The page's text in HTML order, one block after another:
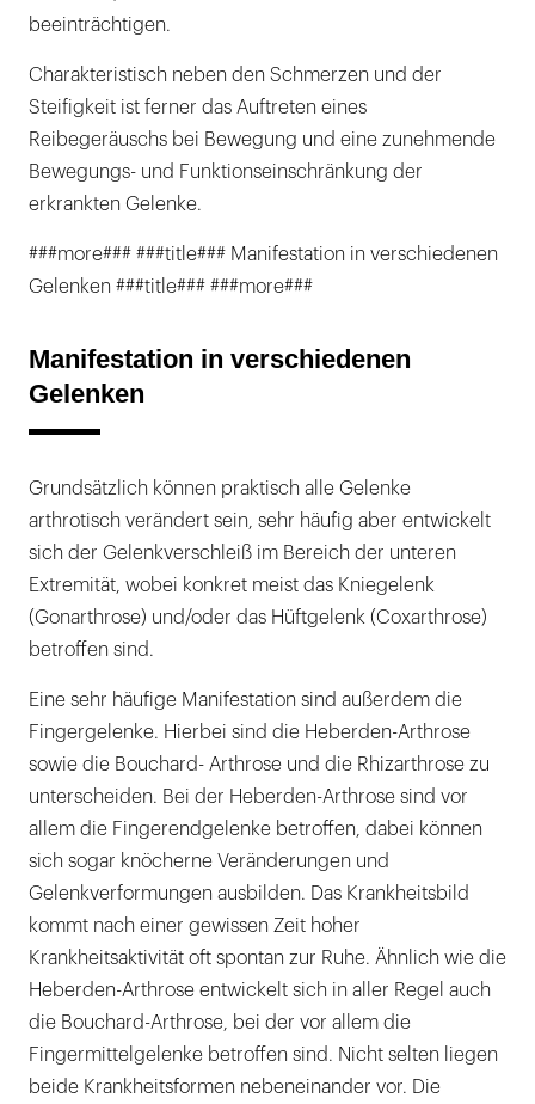
beeinträchtigen.
Charakteristisch neben den Schmerzen und der
Steifigkeit ist ferner das Auftreten eines
Reibegeräuschs bei Bewegung und eine zunehmende
Bewegungs- und Funktionseinschränkung der
erkrankten Gelenke.
###more### ###title### Manifestation in verschiedenen
Gelenken ###title### ###more###
Manifestation in verschiedenen
Gelenken
Grundsätzlich können praktisch alle Gelenke
arthrotisch verändert sein, sehr häufig aber entwickelt
sich der Gelenkverschleiß im Bereich der unteren
Extremität, wobei konkret meist das Kniegelenk
(Gonarthrose) und/oder das Hüftgelenk (Coxarthrose)
betroffen sind.
Eine sehr häufige Manifestation sind außerdem die
Fingergelenke. Hierbei sind die Heberden-Arthrose
sowie die Bouchard- Arthrose und die Rhizarthrose zu
unterscheiden. Bei der Heberden-Arthrose sind vor
allem die Fingerendgelenke betroffen, dabei können
sich sogar knöcherne Veränderungen und
Gelenkverformungen ausbilden. Das Krankheitsbild
kommt nach einer gewissen Zeit hoher
Krankheitsaktivität oft spontan zur Ruhe. Ähnlich wie die
Heberden-Arthrose entwickelt sich in aller Regel auch
die Bouchard-Arthrose, bei der vor allem die
Fingermittelgelenke betroffen sind. Nicht selten liegen
beide Krankheitsformen nebeneinander vor. Die